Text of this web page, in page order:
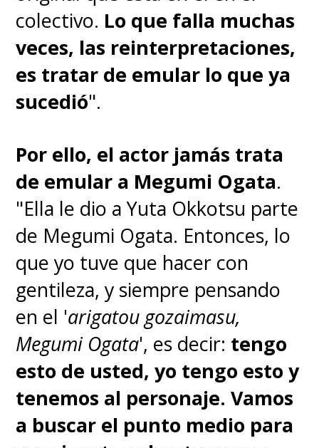
colectivo. Lo que falla muchas
veces, las reinterpretaciones,
es tratar de emular lo que ya
sucedió".
Por ello, el actor jamás trata
de emular a Megumi Ogata.
"Ella le dio a Yuta Okkotsu parte
de Megumi Ogata. Entonces, lo
que yo tuve que hacer con
gentileza, y siempre pensando
en el 'arigatou gozaimasu,
Megumi Ogata', es decir: tengo
esto de usted, yo tengo esto y
tenemos al personaje. Vamos
a buscar el punto medio para